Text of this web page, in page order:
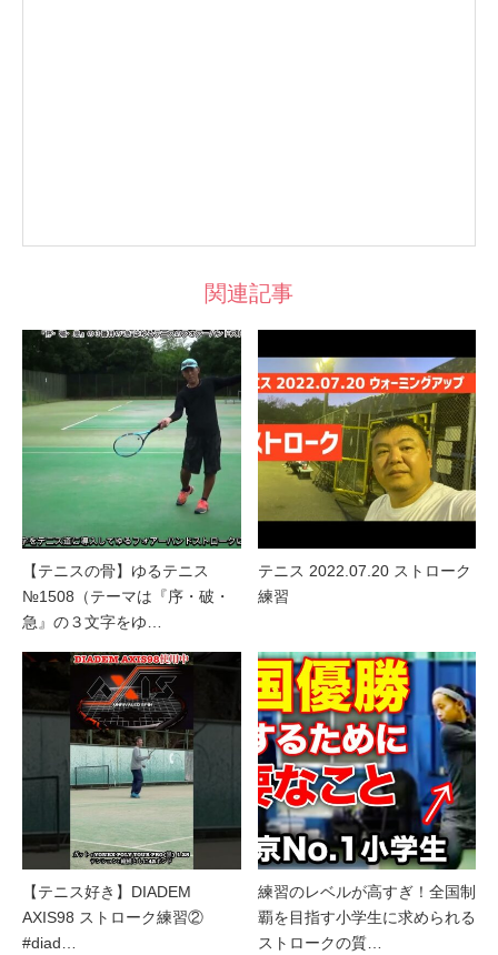
関連記事
【テニスの骨】ゆるテニス
№1508（テーマは『序・破・
急』の３文字をゆ…
テニス 2022.07.20 ストローク
練習
【テニス好き】DIADEM
AXIS98 ストローク練習②
#diad…
練習のレベルが高すぎ！全国制
覇を目指す小学生に求められる
ストロークの質…